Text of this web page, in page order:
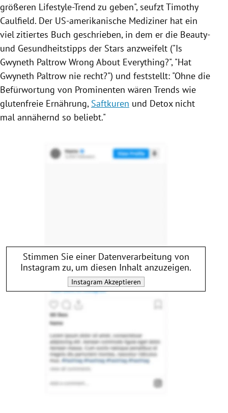
größeren Lifestyle-Trend zu geben", seufztTimothy
Caulfield. Der US-amerikanische Mediziner hat ein
viel zitiertes Buch geschrieben, in dem er die Beauty-
und Gesundheitstipps der Stars anzweifelt ("Is
Gwyneth Paltrow Wrong About Everything?", "Hat
Gwyneth Paltrow nie recht?") und feststellt: "Ohne die
Befürwortung von Prominenten wären Trends wie
glutenfreie Ernährung, Saftkuren und Detox nicht
mal annähernd so beliebt."
Stimmen Sie einer Datenverarbeitung von
Instagram zu, um diesen Inhalt anzuzeigen.
InstagramAkzeptieren